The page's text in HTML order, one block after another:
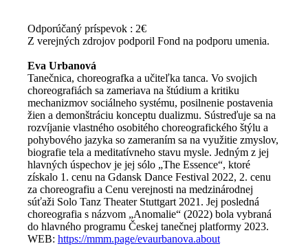
Odporúčaný príspevok : 2€
Z verejných zdrojov podporil Fond na podporu umenia.
Eva Urbanová
Tanečnica, choreografka a učiteľka tanca. Vo svojich
choreografiách sa zameriava na štúdium a kritiku
mechanizmov sociálneho systému, posilnenie postavenia
žien a demonštráciu konceptu dualizmu. Sústreďuje sa na
rozvíjanie vlastného osobitého choreografického štýlu a
pohybového jazyka so zameraním sa na využitie zmyslov,
biografie tela a meditatívneho stavu mysle. Jedným z jej
hlavných úspechov je jej sólo „The Essence“, ktoré
získalo 1. cenu na Gdansk Dance Festival 2022, 2. cenu
za choreografiu a Cenu verejnosti na medzinárodnej
súťaži Solo Tanz Theater Stuttgart 2021. Jej posledná
choreografia s názvom „Anomalie“ (2022) bola vybraná
do hlavného programu Českej tanečnej platformy 2023.
WEB: https://mmm.page/evaurbanova.about